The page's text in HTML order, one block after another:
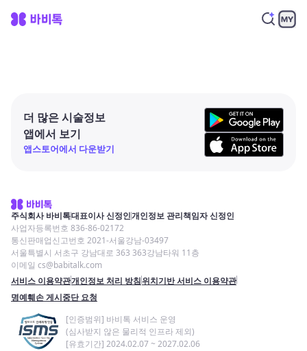
더 많은 시술정보
앱에서 보기
앱스토어에서 다운받기
주식회사 바비톡대표이사 신정인개인정보 관리책임자 신정인
사업자등록번호 836-86-02172
통신판매업신고번호 2021-서울강남-03497
서울특별시 서초구 강남대로 363 363강남타워 11층
이메일 cs@babitalk.com
서비스 이용약관개인정보 처리 방침위치기반 서비스 이용약관
명예훼손 게시중단 요청
[인증범위] 바비톡 서비스 운영
(심사받지 않은 물리적 인프라 제외)
[유효기간] 2024.02.07 ~ 2027.02.06